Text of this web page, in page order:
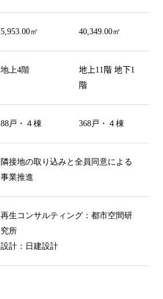
5,953.00㎡ 40,349.00㎡
地上4階 地上11 階 地下1
階
88戸・４棟 368戸・４棟
隣接地の取り込みと全員同意による
事業推進
再生コンサルティング：都市空間研
究所
設計：日建設計